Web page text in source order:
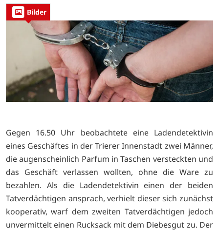
Bilder
Gegen 16.50 Uhr beobachtete eine Ladendetektivin
eines Geschäftes in der Trierer Innenstadt zwei Männer,
die augenscheinlich Parfum in Taschen versteckten und
das Geschäft verlassen wollten, ohne die Ware zu
bezahlen. Als die Ladendetektivin einen der beiden
Tatverdächtigen ansprach, verhielt dieser sich zunächst
kooperativ, warf dem zweiten Tatverdächtigen jedoch
unvermittelt einen Rucksack mit dem Diebesgut zu. Der